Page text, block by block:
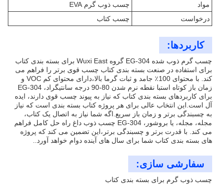
مواد
چسب ذوب گرم EVA
درخواست
چسب کتاب
کاربردها:
چسب گرم ذوب شده EG-304 گروه Wuxi East برای بسته بندی کتاب
برای استفاده در صنعت بسته بندی کتاب چسب قوی برتر را فراهم می
کند. با محتوای 100٪ جامد و ثبات گرما بالا،دارای محتوای کم VOC و
زمان باز کوتاه استبا نقطه نرم شدن 80-90 درجه سانتیگراد، EG-304
برای کاربردهای بسته بندی کتاب که نیاز به پیوند چسب قوی دارند، ایده
آل است.این انتخاب عالی برای هر پروژه کتاب بسته بندی است که نیاز
به چسبندگی برتر و زمان باز سریع.اگه شما نیاز به اتصال یک کتاب،
مجله، مجله، یا بروشور، EG-304 چسب ذوب داغ راه حل کامل فراهم
می کند. با قدرت برتر و چسبندگی برتر،این تضمین می کند که پروژه
های بسته بندی کتاب شما برای سال های آینده دوام خواهد آورد..
سفارشی سازی:
چسب ذوب گرم برای بسته بندی کتاب